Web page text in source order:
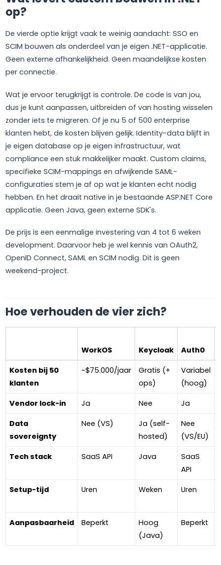
op?
De vierde optie krijgt vaak te weinig aandacht: SSO en
SCIM bouwen als onderdeel van je eigen .NET-applicatie.
Geen externe afhankelijkheid. Geen maandelijkse kosten
per connectie.
Wat je ervoor terugkrijgt is controle. De code is van jou,
dus je kunt aanpassen, uitbreiden of van hosting wisselen
zonder iets te migreren. Of je nu 5 of 500 enterprise
klanten hebt, de kosten blijven gelijk. Identity-data blijft in
je eigen database op je eigen infrastructuur, wat
compliance een stuk makkelijker maakt. Custom claims,
specifieke SCIM-mappings en afwijkende SAML-
configuraties stem je af op wat je klanten echt nodig
hebben. En het draait native in je bestaande ASP.NET Core
applicatie. Geen Java, geen externe SDK's.
De prijs is een eenmalige investering van 4 tot 6 weken
development. Daarvoor heb je wel kennis van OAuth2,
OpenID Connect, SAML en SCIM nodig. Dit is geen
weekend-project.
Hoe verhouden de vier zich?
WorkOS Keycloak Auth0
Kosten bij 50
klanten
~$75.000/jaar
Gratis (+
ops)
Variabel
(hoog)
Vendor lock-in Ja Nee Ja
Data
sovereignty
Nee (VS)
Ja (self-
hosted)
Nee
(VS/EU)
Tech stack SaaS API Java
SaaS
API
Setup-tijd Uren Weken Uren
Aanpasbaarheid Beperkt
Hoog
(Java)
Beperkt